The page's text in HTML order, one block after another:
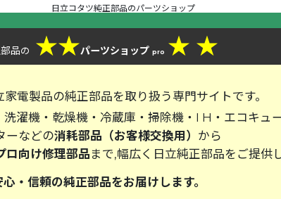
日立コタツ純正部品のパーツショップ
品の ★★パーツショップ pro ★ ★
家電製品の純正部品を取り扱う専門サイトです。
濯機・乾燥機・冷蔵庫・掃除機・I H・エコキュ
ーなどの消耗部品（お客様交換用） から
ロ向け修理部品 まで,幅広く日立純正部品をご提供
、安心・信頼の純正部品をお届